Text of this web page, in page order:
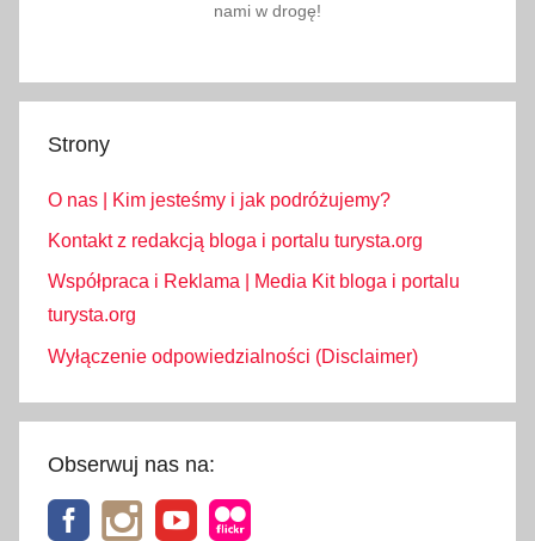
nami w drogę!
Strony
O nas | Kim jesteśmy i jak podróżujemy?
Kontakt z redakcją bloga i portalu turysta.org
Współpraca i Reklama | Media Kit bloga i portalu
turysta.org
Wyłączenie odpowiedzialności (Disclaimer)
Obserwuj nas na: